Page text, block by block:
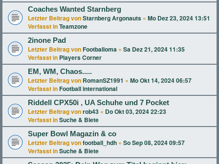
Coaches Wanted Starnberg
Letzter Beitrag vonStarnberg Argonauts « Mo Dez 23, 2024 13:51
Verfasst inTeamzone
2inone Pad
Letzter Beitrag von Footballoma « Sa Dez 21, 2024 11:35
Verfasst in Players Corner
EM, WM, Chaos.....
Letzter Beitrag von RomanSZ1991 « Mo Okt 14, 2024 06:57
Verfasst in Football international
Riddell CPX50i , UA Schuhe und 7 Pocket
Letzter Beitrag vonrob43 « Do Okt 03, 2024 22:23
Verfasst inSuche & Biete
Super Bowl Magazin & co
Letzter Beitrag vonfootball_hdh « So Sep 08, 2024 09:57
Verfasst inSuche & Biete